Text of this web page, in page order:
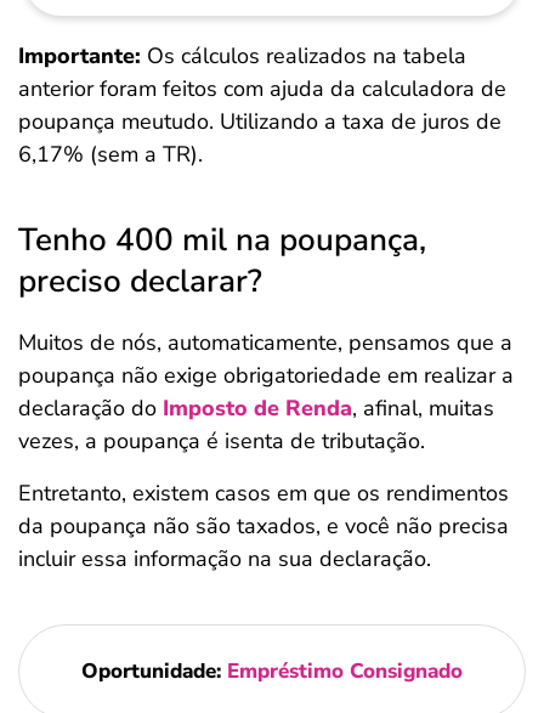
Importante: Os cálculos realizados na tabela
anterior foram feitos com ajuda da calculadora de
poupança meutudo. Utilizando a taxa de juros de
6,17% (sem a TR).
Tenho 400 mil na poupança,
preciso declarar?
Muitos de nós, automaticamente, pensamos que a
poupança não exige obrigatoriedade em realizar a
declaração do Imposto de Renda, afinal, muitas
vezes, a poupança é isenta de tributação.
Entretanto, existem casos em que os rendimentos
da poupança não são taxados, e você não precisa
incluir essa informação na sua declaração.
Oportunidade: Empréstimo Consignado